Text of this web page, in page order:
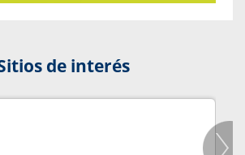
de interés